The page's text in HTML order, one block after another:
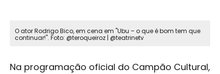
O ator Rodrigo Bico, em cena em "Ubu – o que é bom tem que
continuar!". Foto: @teroqueiroz | @teatrinetv
Na programação oficial do Campão Cultural,